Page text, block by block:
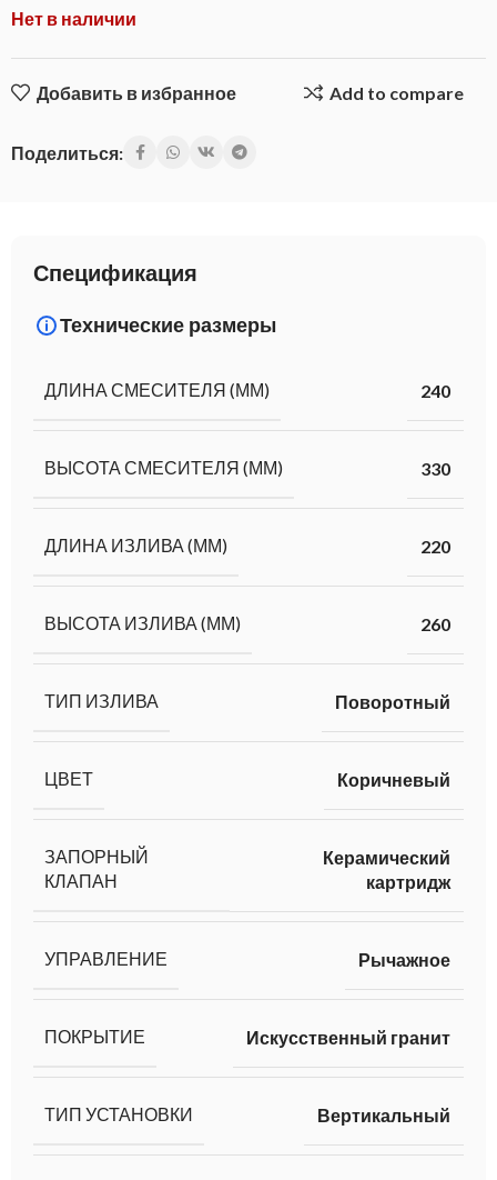
Нет в наличии
Добавить в избранное Add to compare
Поделиться:
Спецификация
Технические размеры
ДЛИНА СМЕСИТЕЛЯ (ММ) 240
ВЫСОТА СМЕСИТЕЛЯ (ММ) 330
ДЛИНА ИЗЛИВА (ММ) 220
ВЫСОТА ИЗЛИВА (ММ) 260
ТИП ИЗЛИВА Поворотный
ЦВЕТ Коричневый
ЗАПОРНЫЙ
КЛАПАН
Керамический
картридж
УПРАВЛЕНИЕ Рычажное
ПОКРЫТИЕ Искусственный гранит
ТИП УСТАНОВКИ Вертикальный